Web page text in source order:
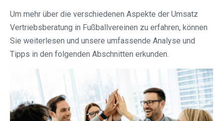
Um mehr über die verschiedenen Aspekte der Umsatz
Vertriebsberatung in Fußballvereinen zu erfahren, können
Sie weiterlesen und unsere umfassende Analyse und
Tipps in den folgenden Abschnitten erkunden.